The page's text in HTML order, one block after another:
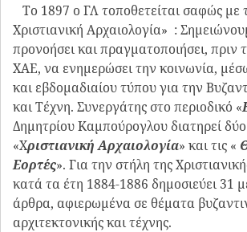
Το 1897 ο ΓΛ τοποθετείται σαφώς με
Χριστιανική Αρχαιολογία» :
προνοήσει και πραγματοποιήσει, πριν
ΧΑΕ, να ενημερώσει την κοινωνία,
και εβδομαδιαίου τύπου για την
και Τέχνη. Συνεργάτης στο περιοδικό «
Δημητρίου Καμπούρογλου διατηρεί
«Χριστιανική Αρχαιολογία» και τις «
Εορτές». Για την στήλη της
κατά τα έτη 1884-1886 δημοσιεύει 31
άρθρα, αφιερωμένα σε θέματα
αρχιτεκτονικής και τέχνης.